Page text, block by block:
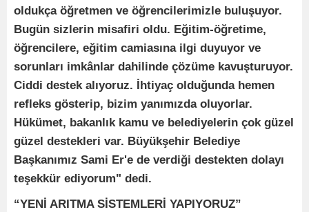
oldukça öğretmen ve öğrencilerimizle buluşuyor.
Bugün sizlerin misafiri oldu. Eğitim-öğretime,
öğrencilere, eğitim camiasına ilgi duyuyor ve
sorunları imkânlar dahilinde çözüme kavuşturuyor.
Ciddi destek alıyoruz. İhtiyaç olduğunda hemen
refleks gösterip, bizim yanımızda oluyorlar.
Hükümet, bakanlık kamu ve belediyelerin çok güzel
güzel destekleri var. Büyükşehir Belediye
Başkanımız Sami Er'e de verdiği destekten dolayı
teşekkür ediyorum" dedi.
“YENİ ARITMA SİSTEMLERİ YAPIYORUZ”